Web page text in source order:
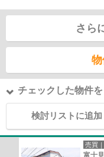
さら
チェックした物件
検討リストに追加
売買
富士